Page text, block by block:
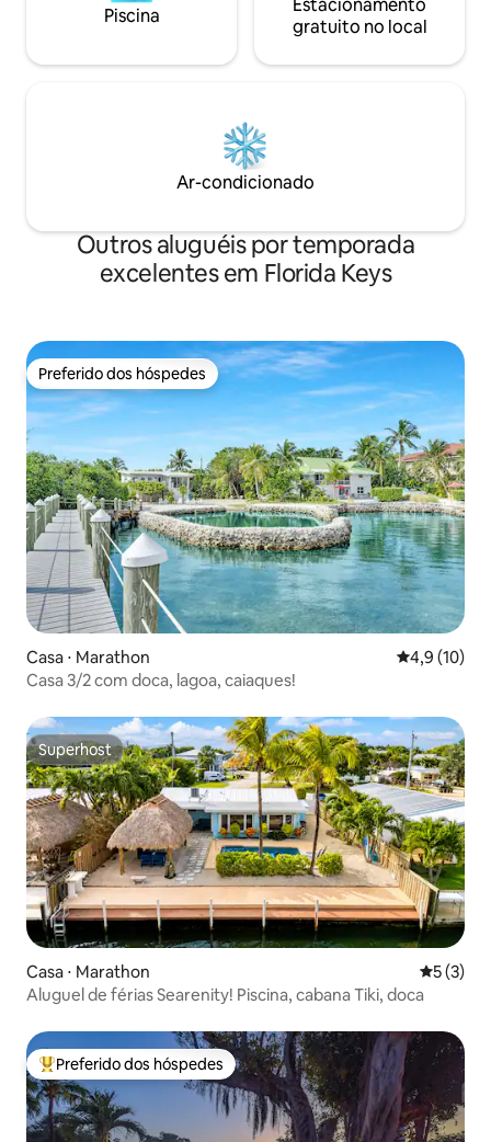
Piscina
Estacionamento
gratuito no local
Ar-condicionado
Outros aluguéis por temporada
excelentes em Florida Keys
Preferido dos hóspedes
Preferido dos hóspedes
Casa ⋅ Marathon 4,9 de uma
4,9 (10)
Casa 3/2 com doca, lagoa, caiaques!
Superhost
Superhost
Casa ⋅ Marathon 5 de
5 (3)
Aluguel de férias Searenity! Piscina, cabana Tiki, doca
Entre os melhores preferidos dos hóspedes
Preferido dos hóspedes